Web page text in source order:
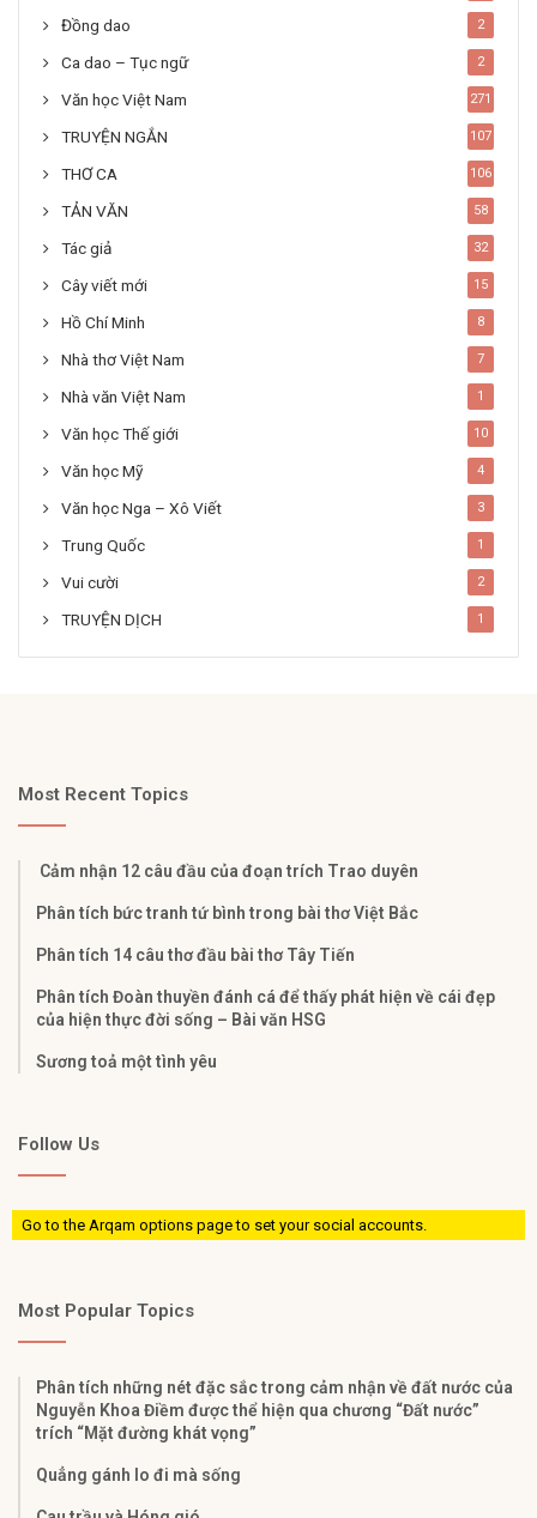
Đồng dao 2
Ca dao – Tục ngữ 2
Văn học Việt Nam 271
TRUYỆN NGẮN 107
THƠ CA 106
TẢN VĂN 58
Tác giả 32
Cây viết mới 15
Hồ Chí Minh 8
Nhà thơ Việt Nam 7
Nhà văn Việt Nam 1
Văn học Thế giới 10
Văn học Mỹ 4
Văn học Nga – Xô Viết 3
Trung Quốc 1
Vui cười 2
TRUYỆN DỊCH 1
Most Recent Topics
Cảm nhận 12 câu đầu của đoạn trích Trao duyên
Phân tích bức tranh tứ bình trong bài thơ Việt Bắc
Phân tích 14 câu thơ đầu bài thơ Tây Tiến
Phân tích Đoàn thuyền đánh cá để thấy phát hiện về cái đẹp
của hiện thực đời sống – Bài văn HSG
Sương toả một tình yêu
Follow Us
Go to the Arqam options page to set your social accounts.
Most Popular Topics
Phân tích những nét đặc sắc trong cảm nhận về đất nước của
Nguyễn Khoa Điềm được thể hiện qua chương “Đất nước”
trích “Mặt đường khát vọng”
Quẳng gánh lo đi mà sống